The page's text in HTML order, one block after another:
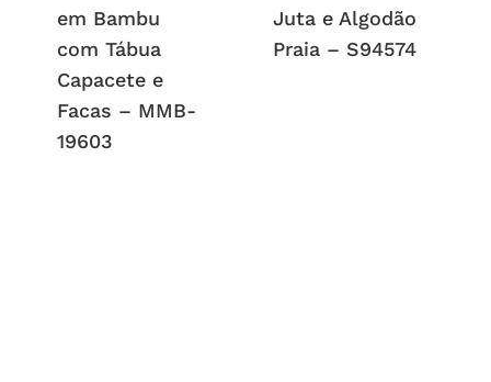
em Bambu
com Tábua
Capacete e
Facas – MMB-
19603
Juta e Algodão
Praia – S94574